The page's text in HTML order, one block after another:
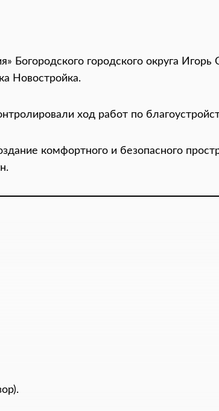
Богородского городского округа
Новостройка.
ход работ по
комфортного и безопасного